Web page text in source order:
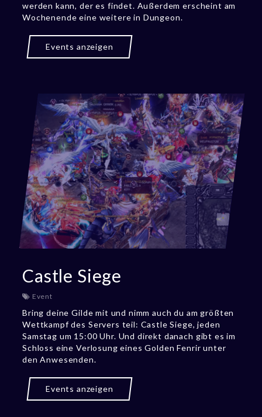
werden kann, der es findet. Außerdem erscheint am
Wochenende eine weitere in Dungeon.
Events anzeigen
Castle Siege
Event
Bring deine Gilde mit und nimm auch du am größten
Wettkampf des Servers teil: Castle Siege, jeden
Samstag um 15:00 Uhr. Und direkt danach gibt es im
Schloss eine Verlosung eines Golden Fenrir unter
den Anwesenden.
Events anzeigen